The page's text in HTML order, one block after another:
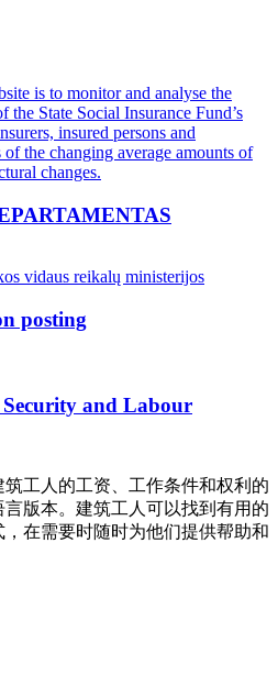
is to monitor and analyse the
the State Social Insurance Fund’s
insured persons and
the changing average amounts of
changes.
vidaus reikalų ministerijos
posting
and Labour
工人的工资、工作条件和权利的
版本。建筑工人可以找到有用的
在需要时随时为他们提供帮助和